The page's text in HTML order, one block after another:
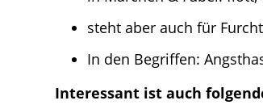
steht aber auch für
In den Begriffen:
Interessant ist auch